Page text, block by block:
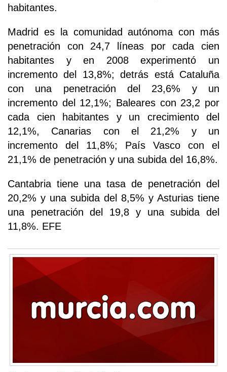
habitantes.
Madrid es la comunidad autónoma con más
penetración con 24,7 líneas por cada cien
habitantes y en 2008 experimentó un
incremento del 13,8%; detrás está Cataluña
con una penetración del 23,6% y un
incremento del 12,1%; Baleares con 23,2 por
cada cien habitantes y un crecimiento del
12,1%, Canarias con el 21,2% y un
incremento del 11,8%; País Vasco con el
21,1% de penetración y una subida del 16,8%.
Cantabria tiene una tasa de penetración del
20,2% y una subida del 8,5% y Asturias tiene
una penetración del 19,8 y una subida del
11,8%. EFE